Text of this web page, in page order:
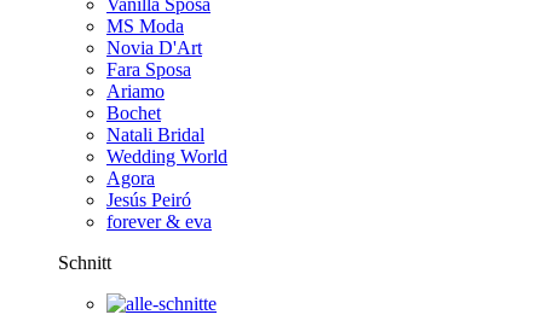
MS Moda
Novia D'Art
Fara Sposa
Ariamo
Bochet
Natali Bridal
Wedding World
Agora
Jesús Peiró
forever & eva
Schnitt